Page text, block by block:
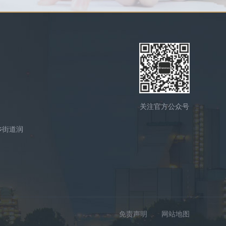
道润
关注官方公众号
免责声明 网站地图